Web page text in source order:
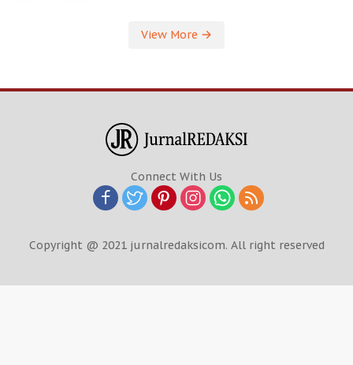
View More
Connect With Us
Copyright @ 2021 jurnalredaksicom. All right reserved